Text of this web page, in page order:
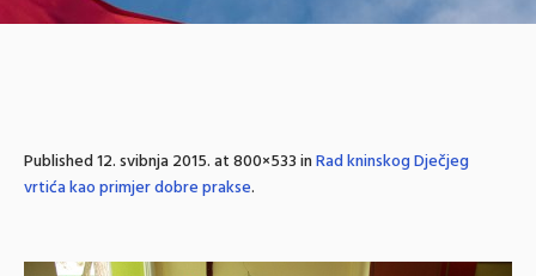
Published12. svibnja 2015.at 800×533 inRad kninskog Dječjeg
vrtića kao primjer dobre prakse.